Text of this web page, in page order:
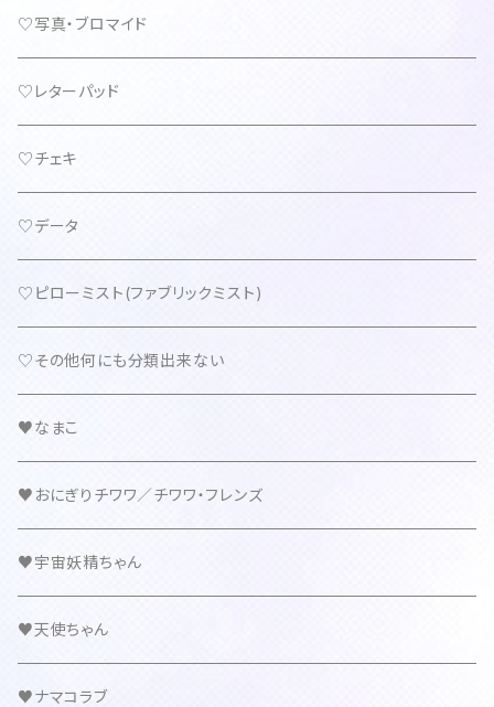
♡写真・ブロマイド
♡レターパッド
♡チェキ
♡データ
♡ピローミスト(ファブリックミスト)
♡その他何にも分類出来ない
♥なまこ
♥おにぎりチワワ／チワワ・フレンズ
♥宇宙妖精ちゃん
♥天使ちゃん
♥ナマコラブ